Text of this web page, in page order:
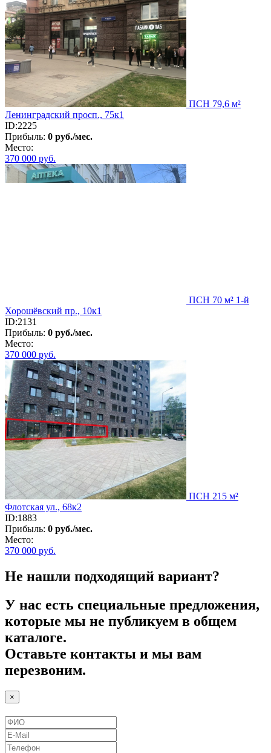
ПСН 79,6 м²
Ленинградский просп., 75к1
ID:2225
Прибыль: 0 руб./мес.
Место:
370 000 руб.
ПСН 70 м² 1-й
Хорошёвский пр., 10к1
ID:2131
Прибыль: 0 руб./мес.
Место:
370 000 руб.
ПСН 215 м²
Флотская ул., 68к2
ID:1883
Прибыль: 0 руб./мес.
Место:
370 000 руб.
Не нашли подходящий вариант?
У нас есть специальные предложения,
которые мы не публикуем в общем
каталоге.
Оставьте контакты и мы вам
перезвоним.
×